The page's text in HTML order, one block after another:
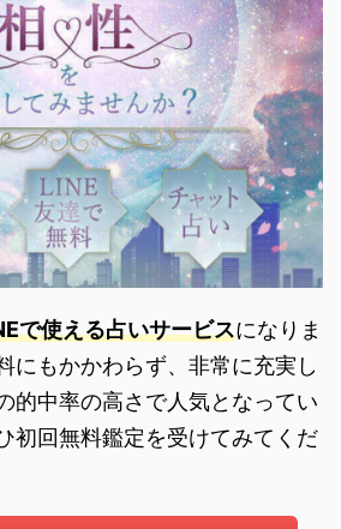
で使える占いサービスになりま
にもかかわらず、非常に充実し
的中率の高さで人気となってい
初回無料鑑定を受けてみてくだ